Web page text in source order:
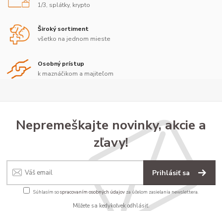
1/3, splátky, krypto
Široký sortiment
všetko na jednom mieste
Osobný prístup
k maznáčikom a majiteľom
Nepremeškajte novinky, akcie a
zľavy!
Prihlásiť sa
Súhlasím sospracovaním osobných údajov za účelom zasielania newslettera.
Môžete sa kedykoľvek odhlásiť.